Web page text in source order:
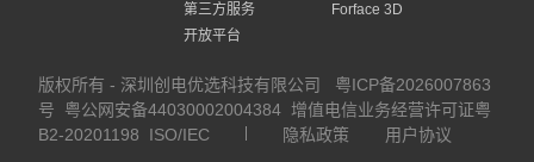
第三方服务
Forface 3D
开放平台
版权所有 - 深圳创电优选科技有限公司
粤ICP备2026007863
号
粤公网安备44030002004384 增值电信业务经营许可证粤
B2-20201198
ISO/IEC 隐私政策 用户协议